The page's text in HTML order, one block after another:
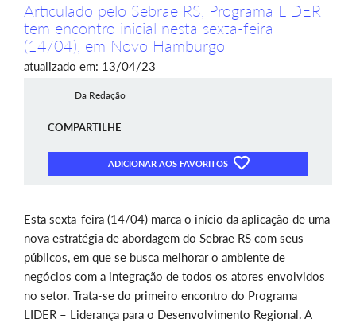
Articulado pelo Sebrae RS, Programa LIDER
tem encontro inicial nesta sexta-feira
(14/04), em Novo Hamburgo
atualizado em: 13/04/23
Da Redação
COMPARTILHE
ADICIONAR AOS FAVORITOS
Esta sexta-feira (14/04) marca o início da aplicação de uma
nova estratégia de abordagem do Sebrae RS com seus
públicos, em que se busca melhorar o ambiente de
negócios com a integração de todos os atores envolvidos
no setor. Trata-se do primeiro encontro do Programa
LIDER – Liderança para o Desenvolvimento Regional. A